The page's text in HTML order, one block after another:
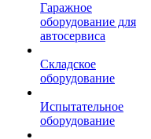
Гаражное
оборудование для
автосервиса
Складское
оборудование
Испытательное
оборудование